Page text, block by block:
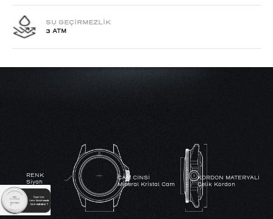
SU GEÇİRMEZLİK
3 ATM
RENK
Siyah
CAM CİNSİ
Mineral Kristal Cam
KORDON MATERYALİ
Çelik Kordon